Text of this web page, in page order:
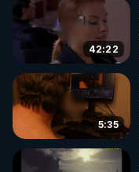
42:22
5:35